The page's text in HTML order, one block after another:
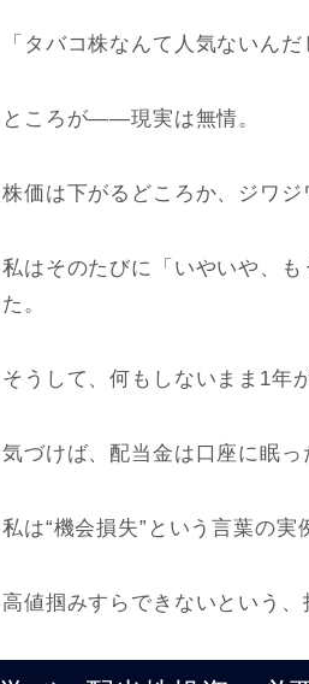
「タバコ株なんて人気ないん
ところが——現実は無情。
株価は下がるどころか、ジワジ
私はそのたびに「いやいや、
た。
そうして、何もしないまま1年
気づけば、配当金は口座に眠っ
私は“機会損失”という言葉の実
高値掴みすらできないという、